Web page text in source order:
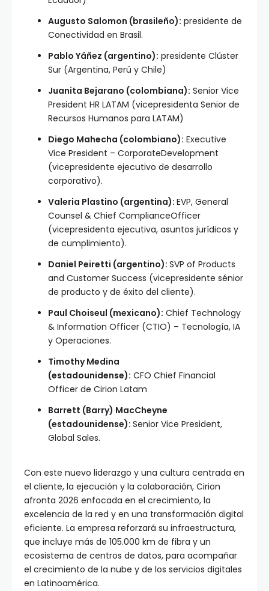
Augusto Salomon (brasileño): presidente de
Conectividad en Brasil.
Pablo Yáñez (argentino): presidente Clúster
Sur (Argentina, Perú y Chile)
Juanita Bejarano (colombiana): Senior Vice
President HR LATAM (vicepresidenta Senior de
Recursos Humanos para LATAM)
Diego Mahecha (colombiano): Executive
Vice President – CorporateDevelopment
(vicepresidente ejecutivo de desarrollo
corporativo).
Valeria Plastino (argentina): EVP, General
Counsel & Chief ComplianceOfficer
(vicepresidenta ejecutiva, asuntos jurídicos y
de cumplimiento).
Daniel Peiretti (argentino): SVP of Products
and Customer Success (vicepresidente sénior
de producto y de éxito del cliente).
Paul Choiseul (mexicano): Chief Technology
& Information Officer (CTIO) – Tecnología, IA
y Operaciones.
Timothy Medina
(estadounidense): CFO Chief Financial
Officer de Cirion Latam
Barrett (Barry) MacCheyne
(estadounidense): Senior Vice President,
Global Sales.
Con este nuevo liderazgo y una cultura centrada en
el cliente, la ejecución y la colaboración, Cirion
afronta 2026 enfocada en el crecimiento, la
excelencia de la red y en una transformación digital
eficiente. La empresa reforzará su infraestructura,
que incluye más de 105.000 km de fibra y un
ecosistema de centros de datos, para acompañar
el crecimiento de la nube y de los servicios digitales
en Latinoamérica.